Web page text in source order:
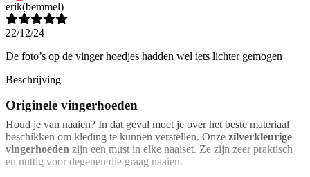
erik(bemmel)
22/12/24
De foto’s op de vinger hoedjes hadden wel iets lichter gemogen
Beschrijving
Originele vingerhoeden
Houd je van naaien? In dat geval moet je over het beste materiaal
beschikken om kleding te kunnen verstellen. Onze zilverkleurige
vingerhoeden zijn een must in elke naaiset. Ze zijn zeer praktisch
en nuttig voor degenen die graag naaien.